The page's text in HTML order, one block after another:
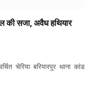
की सजा, अवैध हथियार
चेरिया बरियारपुर थाना कांड